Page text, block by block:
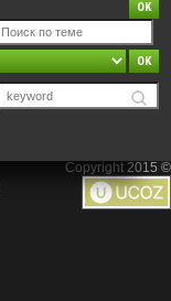
Copyright 2015 ©